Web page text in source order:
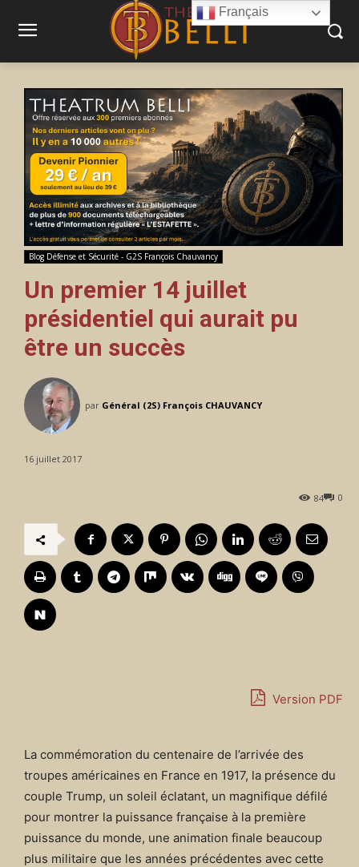
Blog Défense et Sécurité - G2S François Chauvancy
Un premier 14 juillet
présidentiel qui aurait pu
être un succès
par Général (2S) François CHAUVANCY
16 juillet 2017
0
84
Version PDF
La commémoration du centenaire de l’arrivée des
troupes américaines en France en 1917, la présence du
couple Trump, un soleil éclatant, un magnifique défilé
pour montrer la puissance française à la première
puissance du monde, une animation finale beaucoup
plus militaire que les années précédentes avec cette
Français